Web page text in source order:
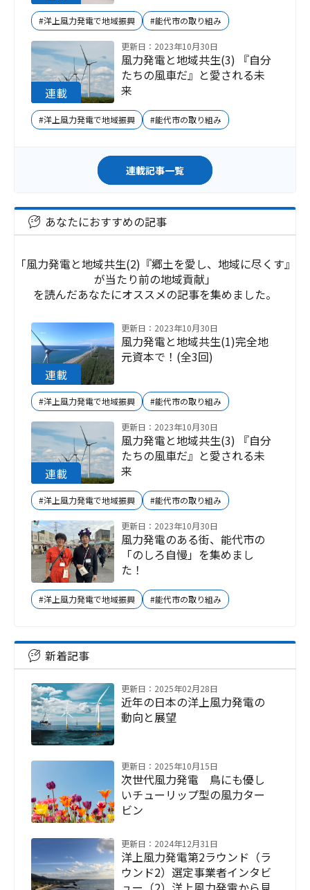
#洋上風力発電で地域振興 #能代市の取り組み
更新日：2023年10月30日
風力発電と地域共生(3) 『自分
たちの風車だ』と愛される未
来
#洋上風力発電で地域振興 #能代市の取り組み
連載記事一覧
あなたにおすすめの記事
「風力発電と地域共生(2)『郷土を愛し、地域に尽くす』
が当たり前の地域貢献」
を読んだあなたにオススメの記事を集めました。
更新日：2023年10月30日
風力発電と地域共生(1)完全地
元資本で！(全3回)
#洋上風力発電で地域振興 #能代市の取り組み
更新日：2023年10月30日
風力発電と地域共生(3) 『自分
たちの風車だ』と愛される未
来
#洋上風力発電で地域振興 #能代市の取り組み
更新日：2023年10月30日
風力発電のある街、能代市の
「のしろ自慢」を集めまし
た！
#洋上風力発電で地域振興 #能代市の取り組み
新着記事
更新日：2025年02月28日
近年の日本の洋上風力発電の
動向と展望
更新日：2025年10月15日
次世代風力発電 鳥にも優し
いチューリップ型の風力ター
ビン
更新日：2024年12月31日
洋上風力発電第2ラウンド（ラ
ウンド2）選定事業者インタビ